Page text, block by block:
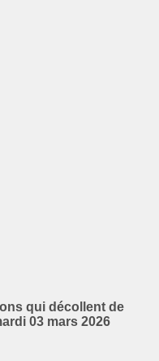
qui décollent de
03 mars 2026